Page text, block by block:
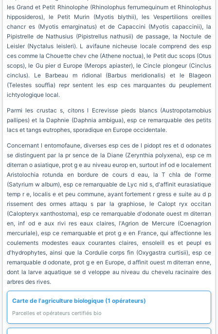
les Grand et Petit Rhinolophe (Rhinolophus ferrumequinum et Rhinolophus
hipposideros), le Petit Murin (Myotis blythii), les Vespertilions oreilles
chancr es (Myotis emarginatus) et de Capaccini (Myotis capaccinii), la
Pipistrelle de Nathusius (Pipistrellus nathusii) de passage, la Noctule de
Leisler (Nyctalus leisleri). L avifaune nicheuse locale comprend des esp
ces comme la Chouette chev che (Athene noctua), le Petit duc scops (Otus
scops), le Gu pier d Europe (Merops apiaster), le Cincle plongeur (Cinclus
cinclus). Le Barbeau m ridional (Barbus meridionalis) et le Blageon
(Telestes souffia) repr sentent les esp ces marquantes du peuplement
ichtyologique local.
Parmi les crustac s, citons l Ecrevisse pieds blancs (Austropotamobius
pallipes) et la Daphnie (Daphnia ambigua), esp ce remarquable des petits
lacs et tangs eutrophes, sporadique en Europe occidentale.
Concernant l entomofaune, diverses esp ces de l pidopt res et d odonates
se distinguent par la pr sence de la Diane (Zerynthia polyxena), esp ce m
diterran o asiatique, prot g e au niveau europ en, surtout inf od e localement
Aristolochia rotunda en bordure de cours d eau, la T chla de l'orme
(Satyrium w album), esp ce remarquable de Lyc nid s, d'affinit eurasiatique
temp r e, localis e et peu commune, ayant fortement r gress e suite au d p
rissement des ormes attaqu s par la graphiose, le Calopt ryx occitan
(Calopteryx xanthostoma), esp ce remarquable d'odonate ouest m diterran
en, inf od e aux rivi res eaux claires, l'Agrion de Mercure (Coenagrion
mercuriale), esp ce remarquable et prot g e en France, qui affectionne les
coulements modestes eaux courantes claires, ensoleill es et peupl es
d'hydrophytes, ainsi que la Cordulie corps fin (Oxygastra curtisii), esp ce
remarquable d odonate, prot g e en Europe, d affinit ouest m diterran enne,
dont la larve aquatique se d veloppe au niveau du chevelu racinaire des
arbres des rives.
Carte de l'agriculture biologique (1 opérateurs)
Parcelles et opérateurs certifiés bio